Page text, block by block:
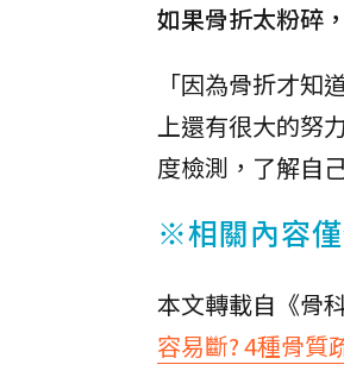
如果骨折太粉碎
「因為骨折才
上還有很大的努
度檢測，了解自
※相關內容
本文轉載自《骨
容易斷? 4種骨質